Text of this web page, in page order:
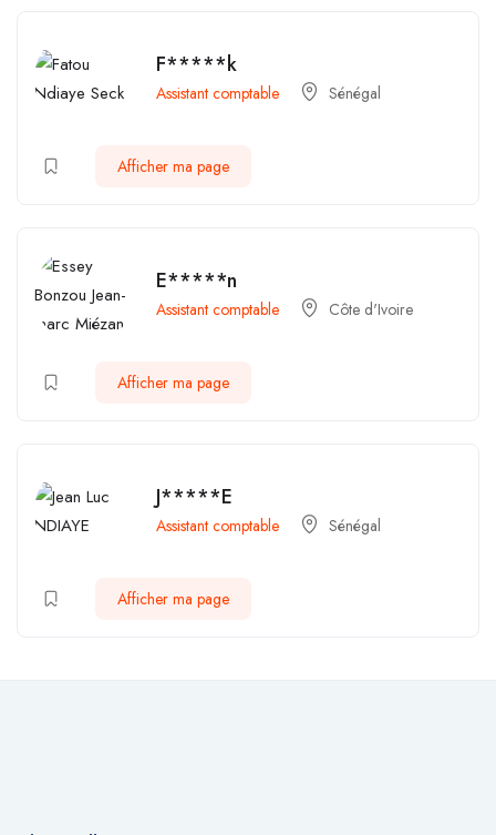
F*****k
Assistant comptable Sénégal
Afficher ma page
E*****n
Assistant comptable Côte d'Ivoire
Afficher ma page
J*****E
Assistant comptable Sénégal
Afficher ma page